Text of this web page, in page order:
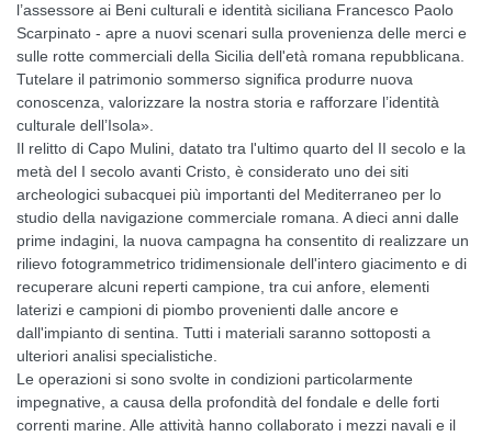
l’assessore ai Beni culturali e identità siciliana Francesco Paolo
Scarpinato - apre a nuovi scenari sulla provenienza delle merci e
sulle rotte commerciali della Sicilia dell'età romana repubblicana.
Tutelare il patrimonio sommerso significa produrre nuova
conoscenza, valorizzare la nostra storia e rafforzare l’identità
culturale dell’Isola».
Il relitto di Capo Mulini, datato tra l'ultimo quarto del II secolo e la
metà del I secolo avanti Cristo, è considerato uno dei siti
archeologici subacquei più importanti del Mediterraneo per lo
studio della navigazione commerciale romana. A dieci anni dalle
prime indagini, la nuova campagna ha consentito di realizzare un
rilievo fotogrammetrico tridimensionale dell'intero giacimento e di
recuperare alcuni reperti campione, tra cui anfore, elementi
laterizi e campioni di piombo provenienti dalle ancore e
dall'impianto di sentina. Tutti i materiali saranno sottoposti a
ulteriori analisi specialistiche.
Le operazioni si sono svolte in condizioni particolarmente
impegnative, a causa della profondità del fondale e delle forti
correnti marine. Alle attività hanno collaborato i mezzi navali e il